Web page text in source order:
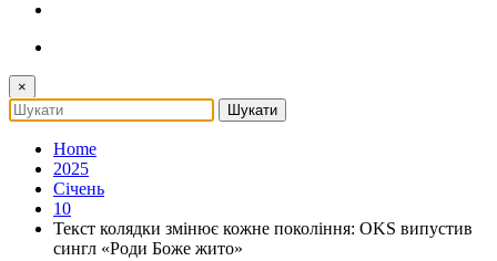
×
Home
2025
Січень
10
Текст колядки змінює кожне покоління: OKS випустив
сингл «Роди Боже жито»